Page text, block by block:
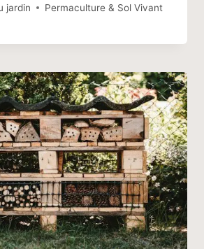
jardin Permaculture & Sol Vivant